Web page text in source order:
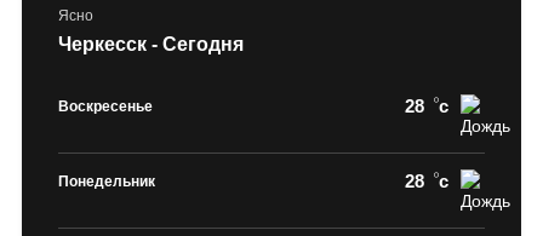
Ясно
Черкесск - Сегодня
Воскресенье 28 c
Понедельник 28 c